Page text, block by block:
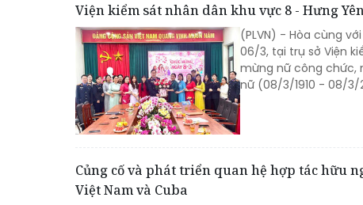
Viện kiểm sát nhân dân khu vực 8 - Hưng
(PLVN) - Hòa cùng
06/3, tại trụ sở Viện
mừng nữ công chức,
nữ (08/3/1910 - 08/3/
Củng cố và phát triển quan hệ hợp tác hữu
Việt Nam và Cuba